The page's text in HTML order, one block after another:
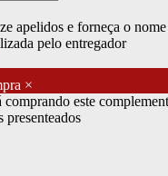
apelidos e forneça o
pelo entregador
×
comprando este
presenteados